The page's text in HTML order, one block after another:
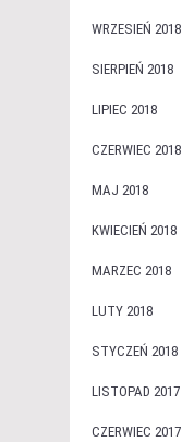
WRZESIEŃ 2018
SIERPIEŃ 2018
LIPIEC 2018
CZERWIEC 2018
MAJ 2018
KWIECIEŃ 2018
MARZEC 2018
LUTY 2018
STYCZEŃ 2018
LISTOPAD 2017
CZERWIEC 2017